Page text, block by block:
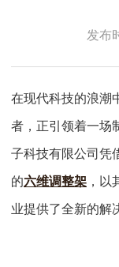
发布
在现代科技的浪潮
者，正引领着一场
子科技有限公司凭
的六维调整架 ，
业提供了全新的解